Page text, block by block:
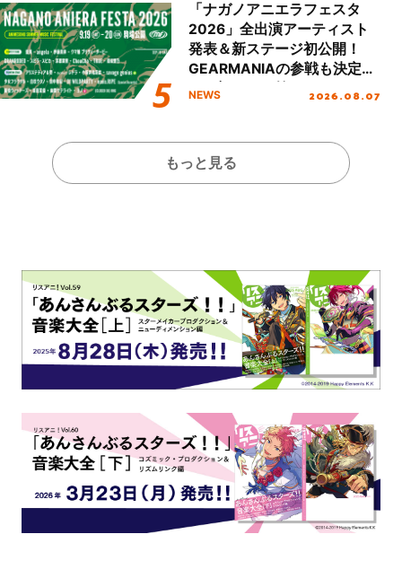
「ナガノアニエラフェスタ
2026」全出演アーティスト
発表＆新ステージ初公開！
GEARMANIAの参戦も決定
し、初となる第3ステージの
NEWS 2026.08.07
もっと見る